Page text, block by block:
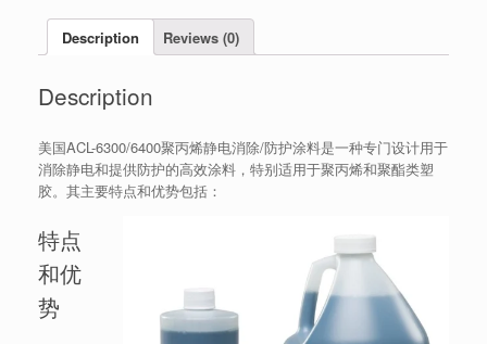
Description Reviews (0)
Description
美国ACL-6300/6400聚丙烯静电消除/防护涂料是一种专门设计用于
消除静电和提供防护的高效涂料，特别适用于聚丙烯和聚酯类塑
胶。其主要特点和优势包括：
特点
和优
势